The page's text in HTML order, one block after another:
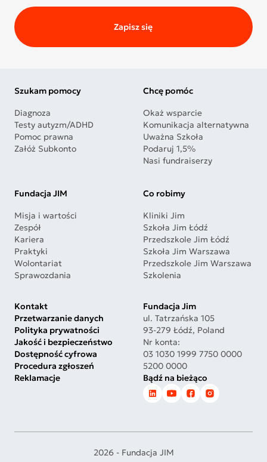
Zapisz się
Szukam pomocy
Diagnoza
Testy autyzm/ADHD
Pomoc prawna
Załóż Subkonto
Chcę pomóc
Okaż wsparcie
Komunikacja alternatywna
Uważna Szkoła
Podaruj 1,5%
Nasi fundraiserzy
Fundacja JIM
Misja i wartości
Zespół
Kariera
Praktyki
Wolontariat
Sprawozdania
Co robimy
Kliniki Jim
Szkoła Jim Łódź
Przedszkole Jim Łódź
Szkoła Jim Warszawa
Przedszkole Jim Warszawa
Szkolenia
Kontakt
Przetwarzanie danych
Polityka prywatności
Jakość i bezpieczeństwo
Dostępność cyfrowa
Procedura zgłoszeń
Reklamacje
Fundacja Jim
ul. Tatrzańska 105
93-279 Łódź, Poland
Nr konta:
03 1030 1999 7750 0000
5200 0000
Bądź na bieżąco
2026 - Fundacja JIM